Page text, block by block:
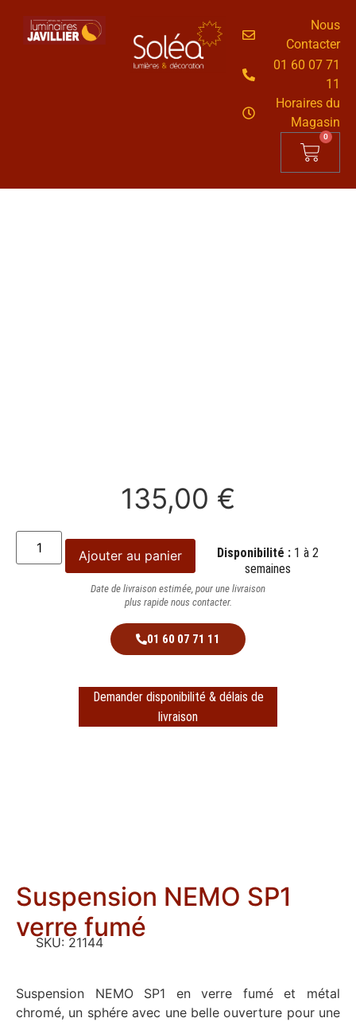
Nous
Contacter
01 60 07 71
11
Horaires du
Magasin
0
135,00 €
Ajouter au panier Disponibilité : 1 à 2
semaines
Date de livraison estimée, pour une livraison
plus rapide nous contacter.
01 60 07 71 11
Demander disponibilité & délais de
livraison
Suspension NEMO SP1
verre fumé
SKU: 21144
Suspension NEMO SP1 en verre fumé et métal
chromé, un sphére avec une belle ouverture pour une